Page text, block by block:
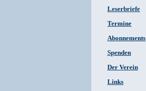
Leserbriefe
Termine
Abonnements
Spenden
Der Verein
Links